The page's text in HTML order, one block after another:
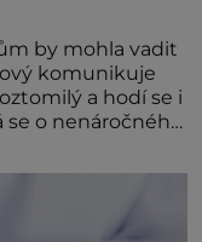
by mohla vadit
komunikuje
a hodí se i
o nenáročného
zbytky semínek
s